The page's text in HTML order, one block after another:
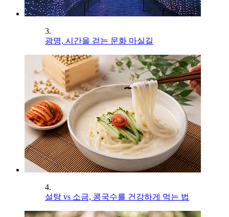
3.
광명, 시간을 걷는 문화 마실길
4.
설탕 vs 소금, 콩국수를 건강하게 먹는 법